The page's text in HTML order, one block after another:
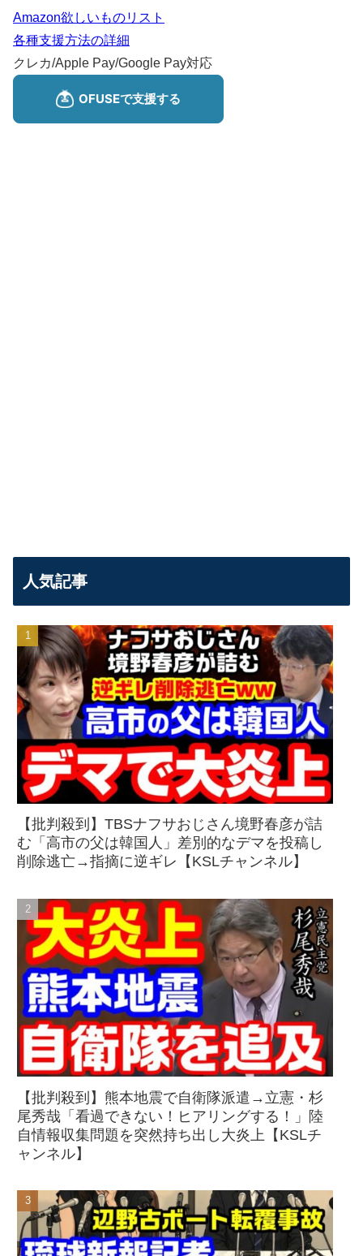
Amazon欲しいものリスト
各種支援方法の詳細
クレカ/Apple Pay/Google Pay対応
人気記事
【批判殺到】TBSナフサおじさん境野春彦が詰
む「高市の父は韓国人」差別的なデマを投稿し
削除逃亡→指摘に逆ギレ【KSLチャンネル】
【批判殺到】熊本地震で自衛隊派遣→立憲・杉
尾秀哉「看過できない！ヒアリングする！」陸
自情報収集問題を突然持ち出し大炎上【KSLチ
ャンネル】